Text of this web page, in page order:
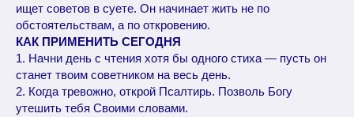
ищет советов в суете. Он начинает жить не по
обстоятельствам, а по откровению.
КАК ПРИМЕНИТЬ СЕГОДНЯ
1. Начни день с чтения хотя бы одного стиха — пусть он
станет твоим советником на весь день.
2. Когда тревожно, открой Псалтирь. Позволь Богу
утешить тебя Своими словами.